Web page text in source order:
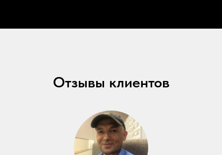
Отзывы клиентов